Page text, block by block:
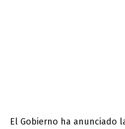
El Gobierno ha anunciado